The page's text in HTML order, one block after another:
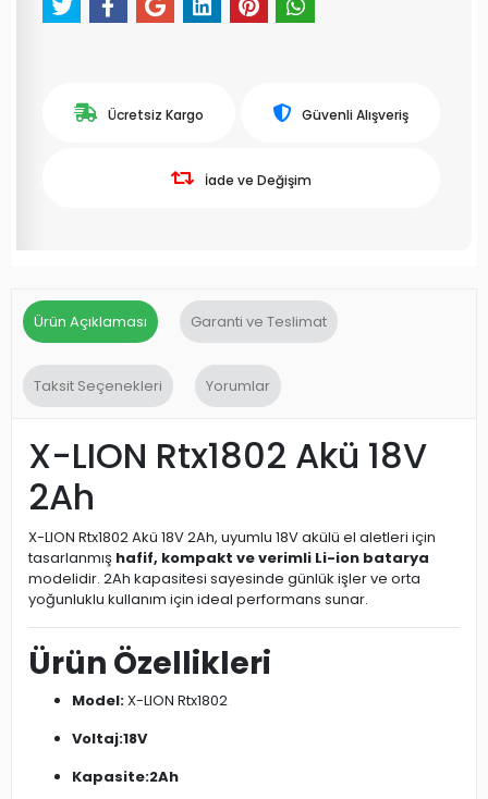
Ücretsiz Kargo Güvenli Alışveriş
İade ve Değişim
Ürün Açıklaması Garanti ve Teslimat
Taksit Seçenekleri Yorumlar
X-LION Rtx1802 Akü 18V
2Ah
X-LION Rtx1802 Akü 18V 2Ah, uyumlu 18V akülü el aletleri için
tasarlanmış hafif, kompakt ve verimli Li-ion batarya
modelidir. 2Ah kapasitesi sayesinde günlük işler ve orta
yoğunluklu kullanım için ideal performans sunar.
Ürün Özellikleri
Model:X-LION Rtx1802
Voltaj:18V
Kapasite:2Ah